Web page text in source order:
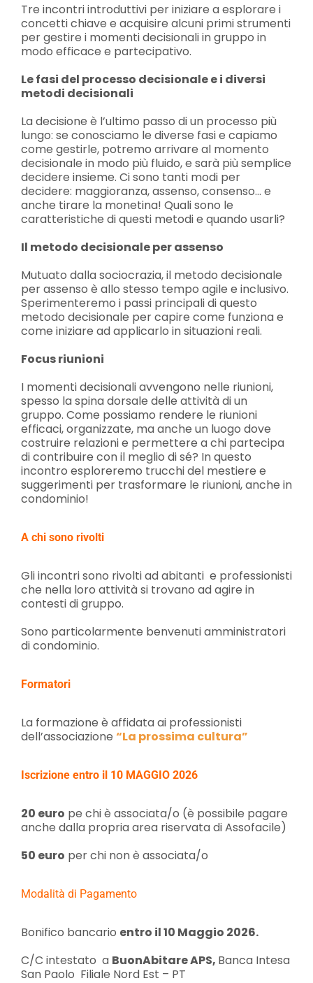
Tre incontri introduttivi per iniziare a esplorare i
concetti chiave e acquisire alcuni primi strumenti
per gestire i momenti decisionali in gruppo in
modo efficace e partecipativo.
Le fasi del processo decisionale e i diversi
metodi decisionali
La decisione è l’ultimo passo di un processo più
lungo: se conosciamo le diverse fasi e capiamo
come gestirle, potremo arrivare al momento
decisionale in modo più fluido, e sarà più semplice
decidere insieme. Ci sono tanti modi per
decidere: maggioranza, assenso, consenso… e
anche tirare la monetina! Quali sono le
caratteristiche di questi metodi e quando usarli?
Il metodo decisionale per assenso
Mutuato dalla sociocrazia, il metodo decisionale
per assenso è allo stesso tempo agile e inclusivo.
Sperimenteremo i passi principali di questo
metodo decisionale per capire come funziona e
come iniziare ad applicarlo in situazioni reali.
Focus riunioni
I momenti decisionali avvengono nelle riunioni,
spesso la spina dorsale delle attività di un
gruppo. Come possiamo rendere le riunioni
efficaci, organizzate, ma anche un luogo dove
costruire relazioni e permettere a chi partecipa
di contribuire con il meglio di sé? In questo
incontro esploreremo trucchi del mestiere e
suggerimenti per trasformare le riunioni, anche in
condominio!
A chi sono rivolti
Gli incontri sono rivolti ad abitanti e professionisti
che nella loro attività si trovano ad agire in
contesti di gruppo.
Sono particolarmente benvenuti amministratori
di condominio.
Formatori
La formazione è affidata ai professionisti
dell’associazione “La prossima cultura”
Iscrizione entro il 10 MAGGIO 2026
20 euro pe chi è associata/o (è possibile pagare
anche dalla propria area riservata di Assofacile)
50 euro per chi non è associata/o
Modalità di Pagamento
Bonifico bancario entro il 10 Maggio 2026.
C/C intestato a BuonAbitare APS, Banca Intesa
San Paolo Filiale Nord Est – PT